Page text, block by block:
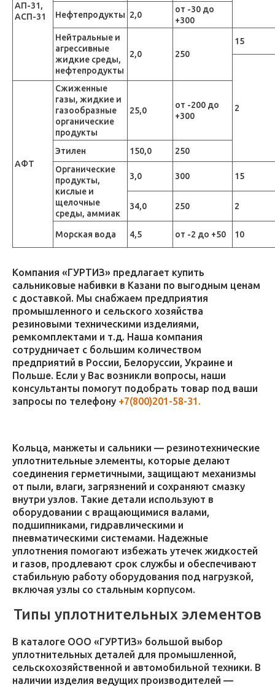
АП-31,
АСП-31
Нефтепродукты 2,0
от -30 до
+300
Нейтральные и
агрессивные
жидкие среды,
нефтепродукты
2,0 250
15
2
АФТ
Сжиженные
газы, жидкие и
газообразные
органические
продукты
25,0
от -200 до
+300
Этилен 150,0
250
Органические
продукты,
кислые и
щелочные
среды, аммиак
3,0 300 15
34,0 250 2
Морская вода 4,5 от -2 до +50 10
Компания «ГУРТИЗ» предлагает купить
сальниковые набивки в Казани по выгодным ценам
с доставкой. Мы снабжаем предприятия
промышленного и сельского хозяйства
резиновыми техническими изделиями,
ремкомплектами и т.д. Наша компания
сотрудничает с большим количеством
предприятий в России, Белоруссии, Украине и
Польше. Если у Вас возникли вопросы, наши
консультанты помогут подобрать товар под ваши
запросы по телефону +7(800)201-58-31.
Кольца, манжеты и сальники — резинотехнические
уплотнительные элементы, которые делают
соединения герметичными, защищают механизмы
от пыли, влаги, загрязнений и сохраняют смазку
внутри узлов. Такие детали используют в
оборудовании с вращающимися валами,
подшипниками, гидравлическими и
пневматическими системами. Надежные
уплотнения помогают избежать утечек жидкостей
и газов, продлевают срок службы и обеспечивают
стабильную работу оборудования под нагрузкой,
включая узлы со стальным корпусом.
Типы уплотнительных элементов
В каталоге ООО «ГУРТИЗ» большой выбор
уплотнительных деталей для промышленной,
сельскохозяйственной и автомобильной техники. В
наличии изделия ведущих производителей —